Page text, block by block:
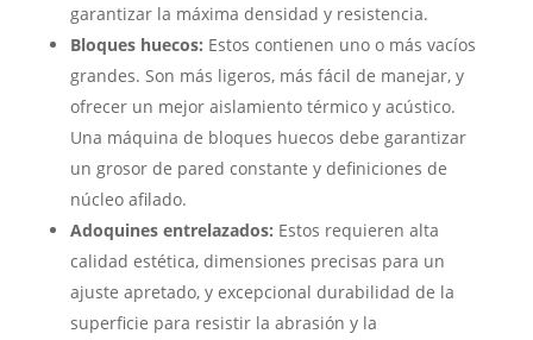
garantizar la máxima densidad y resistencia.
Bloques huecos: Estos contienen uno o más vacíos
grandes. Son más ligeros, más fácil de manejar, y
ofrecer un mejor aislamiento térmico y acústico.
Una máquina de bloques huecos debe garantizar
un grosor de pared constante y definiciones de
núcleo afilado.
Adoquines entrelazados: Estos requieren alta
calidad estética, dimensiones precisas para un
ajuste apretado, y excepcional durabilidad de la
superficie para resistir la abrasión y la